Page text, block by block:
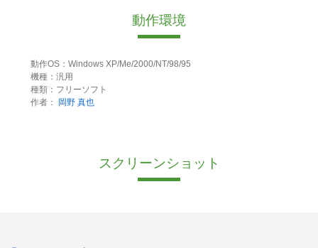
動作環境
動作OS：Windows XP/Me/2000/NT/98/95
機種：汎用
種類：フリーソフト
作者：
岡野 真也
スクリーンショット